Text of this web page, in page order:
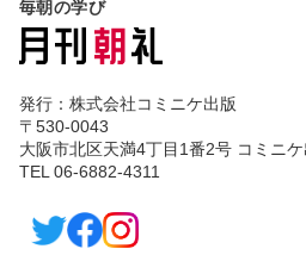
毎朝の学び
発行：株式会社コミニケ出版
〒530-0043
大阪市北区天満4丁目1番2号 コミニ
TEL 06-6882-4311